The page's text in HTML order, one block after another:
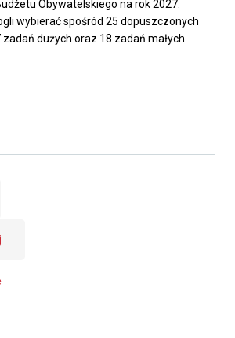
Obywatelskiego na rok 2027.
wybierać spośród 25 dopuszczonych
dużych oraz 18 zadań małych.